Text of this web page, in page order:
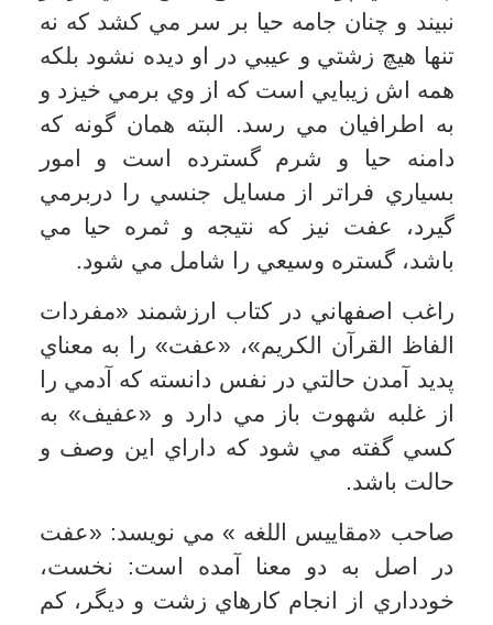
تبعات و پيامدهاي اين واگذاري از سوي
خداوند را در دنيا و آخرت به شكل عذاب
هاي مختلف خواهد ديد.
به هر حال انسان بي حيا و بي شرم از دايره
تكليف و ايمان و مسئوليت بيرون است و
هيچ خيري به خودش و ديگران از جانب وي
نمي رسد بلكه چيزي جز شر و بدي و عذاب
ندارد
تاریخ به روزرسانی: سه شنبه, ۲ مهر ۱۳۹۲